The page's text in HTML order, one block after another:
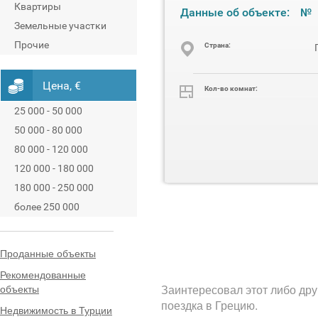
Квартиры
Земельные участки
Прочие
Цена, €
25 000 - 50 000
50 000 - 80 000
80 000 - 120 000
120 000 - 180 000
180 000 - 250 000
более 250 000
Проданные объекты
Рекомендованные
объекты
Недвижимость в Турции
Данные об объекте: №
Cтрана:
Кол-во комнат:
Заинтересовал этот либо
поездка в Грецию.